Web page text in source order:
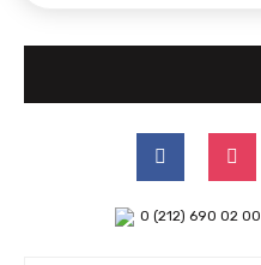
0 (212) 690 02 00